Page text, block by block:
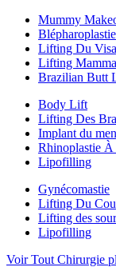
Mummy
Blépharoplastie
Lifting Du
Lifting
Brazilian Butt
Body Lift
Lifting Des
Implant du
Rhinoplastie À
Lipofilling
Gynécomastie
Lifting Du Cou
Lifting des
Lipofilling
Voir Tout Chirurgie